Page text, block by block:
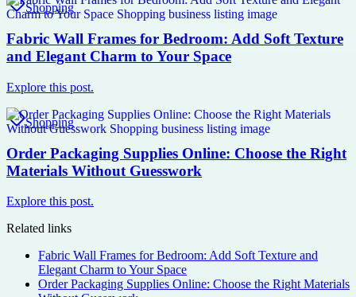
Shopping
Fabric Wall Frames for Bedroom: Add Soft Texture
and Elegant Charm to Your Space
Explore this post.
Shopping
Order Packaging Supplies Online: Choose the Right
Materials Without Guesswork
Explore this post.
Related links
Fabric Wall Frames for Bedroom: Add Soft Texture and
Elegant Charm to Your Space
Order Packaging Supplies Online: Choose the Right Materials